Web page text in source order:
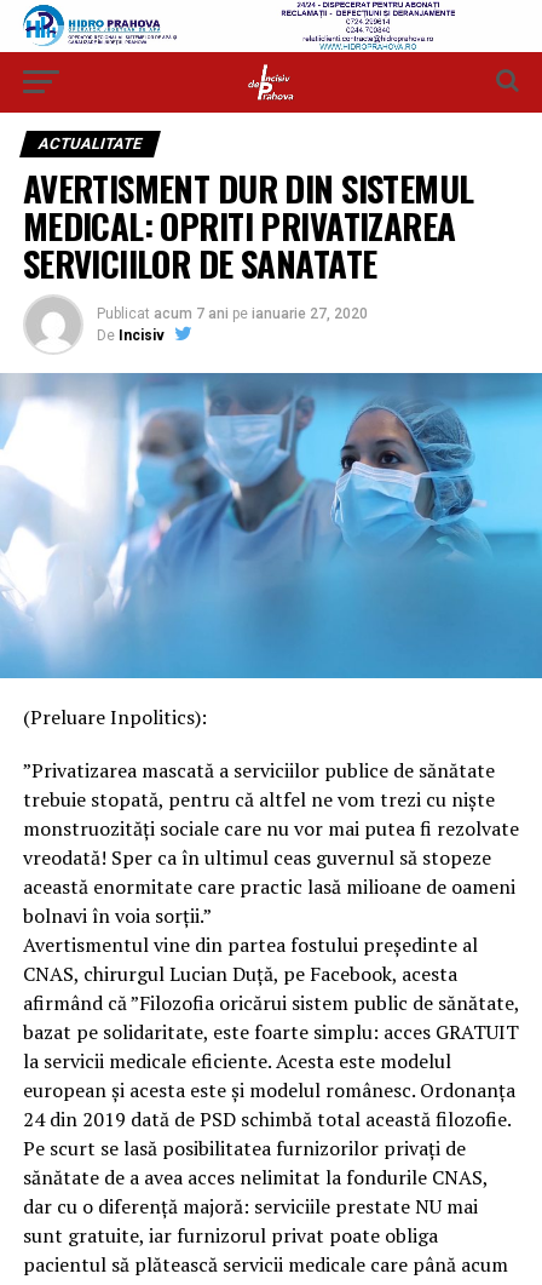
ACTUALITATE
AVERTISMENT DUR DIN SISTEMUL
MEDICAL: OPRITI PRIVATIZAREA
SERVICIILOR DE SANATATE
Publicat acum 7 ani pe ianuarie 27, 2020
De Incisiv
(Preluare Inpolitics):
”Privatizarea mascată a serviciilor publice de sănătate
trebuie stopată, pentru că altfel ne vom trezi cu niște
monstruozități sociale care nu vor mai putea fi rezolvate
vreodată! Sper ca în ultimul ceas guvernul să stopeze
această enormitate care practic lasă milioane de oameni
bolnavi în voia sorții.”
Avertismentul vine din partea fostului președinte al
CNAS, chirurgul Lucian Duță, pe Facebook, acesta
afirmând că ”Filozofia oricărui sistem public de sănătate,
bazat pe solidaritate, este foarte simplu: acces GRATUIT
la servicii medicale eficiente. Acesta este modelul
european și acesta este și modelul românesc. Ordonanța
24 din 2019 dată de PSD schimbă total această filozofie.
Pe scurt se lasă posibilitatea furnizorilor privați de
sănătate de a avea acces nelimitat la fondurile CNAS,
dar cu o diferență majoră: serviciile prestate NU mai
sunt gratuite, iar furnizorul privat poate obliga
pacientul să plătească servicii medicale care până acum